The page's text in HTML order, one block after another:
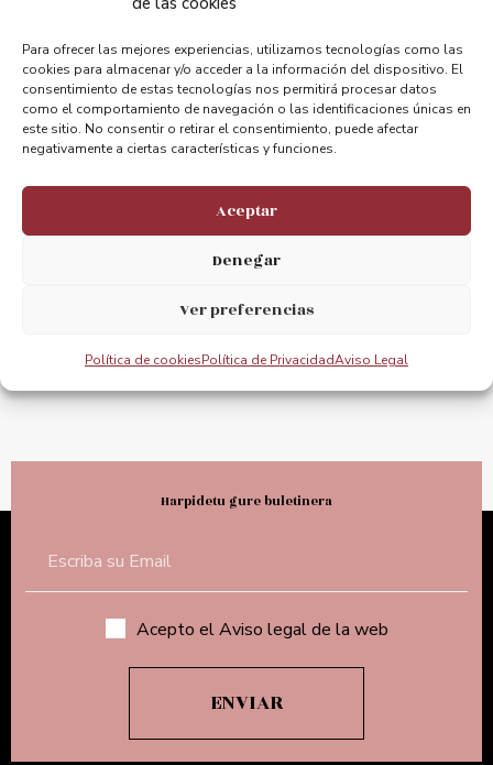
Para ofrecer las mejores experiencias, utilizamos tecnologías como las
cookies para almacenar y/o acceder a la información del dispositivo. El
consentimiento de estas tecnologías nos permitirá procesar datos
como el comportamiento de navegación o las identificaciones únicas en
este sitio. No consentir o retirar el consentimiento, puede afectar
negativamente a ciertas características y funciones.
Aceptar
Denegar
Ver preferencias
Política de cookiesPolítica de PrivacidadAviso Legal
Egon konektatuta. Zure iritzia eskertzen
dugu
@puente_bizkaia
@PuenteBizkaia
Harpidetu gure buletinera
Acepto el Aviso legal de la web